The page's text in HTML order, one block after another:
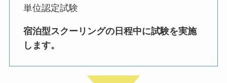
単位認定試験
宿泊型スクーリングの日程中に試験を実施
します。